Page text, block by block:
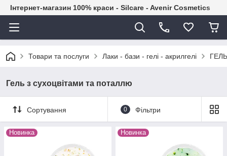
Інтернет-магазин 100% краси - Silcare - Avenir Cosmetics
Товари та послуги Лаки - бази - гелі - акрилгелі
Гель з сухоцвітами та поталлю
Сортування 0 Фільтри
Новинка Новинка